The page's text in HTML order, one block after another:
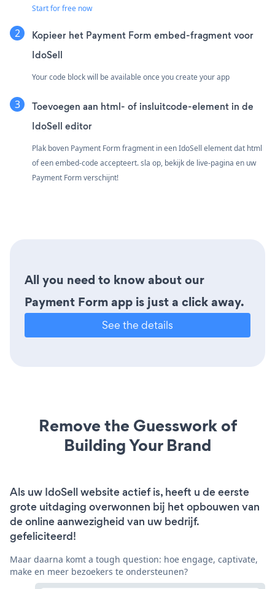
Start for free now
Kopieer het Payment Form embed-fragment voor
IdoSell
Your code block will be available once you create your app
Toevoegen aan html- of insluitcode-element in de
IdoSell editor
Plak boven Payment Form fragment in een IdoSell element dat html
of een embed-code accepteert. sla op, bekijk de live-pagina en uw
Payment Form verschijnt!
All you need to know about our
Payment Form app is just a click away.
See the details
Remove the Guesswork of
Building Your Brand
Als uw IdoSell website actief is, heeft u de eerste
grote uitdaging overwonnen bij het opbouwen van
de online aanwezigheid van uw bedrijf.
gefeliciteerd!
Maar daarna komt a tough question: hoe engage, captivate,
make en meer bezoekers te ondersteunen?